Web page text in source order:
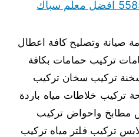
فني صحي القصور 55850065 افضل معلم سباك
صيانة وتصليح كافة اعطال
تركيب حمامات بكافة
تركيب سخان تركيب
تركيب خلاطات مياه باردة
مطابخ واحواض تركيب
تركيب فلتر مياه تركيب